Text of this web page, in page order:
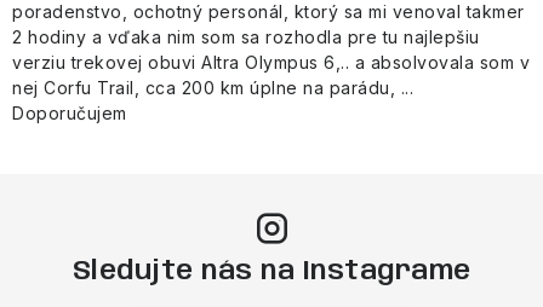
poradenstvo, ochotný personál, ktorý sa mi venoval takmer
2 hodiny a vďaka nim som sa rozhodla pre tu najlepšiu
verziu trekovej obuvi Altra Olympus 6,.. a absolvovala som v
nej Corfu Trail, cca 200 km úplne na parádu, ...
Doporučujem
Sledujte nás na Instagrame